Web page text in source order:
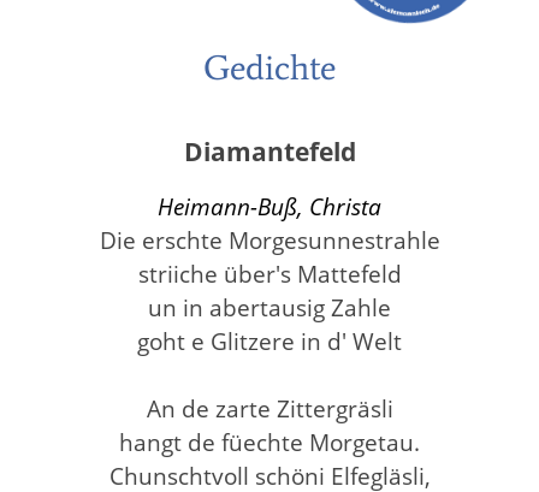
Gedichte
Diamantefeld
Heimann-Buß, Christa
Die erschte Morgesunnestrahle
striiche über's Mattefeld
un in abertausig Zahle
goht e Glitzere in d' Welt
An de zarte Zittergräsli
hangt de füechte Morgetau.
Chunschtvoll schöni Elfegläsli,